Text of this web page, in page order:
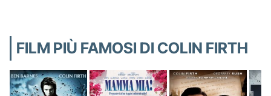
FILM PIÙ FAMOSI DI COLIN FIRTH